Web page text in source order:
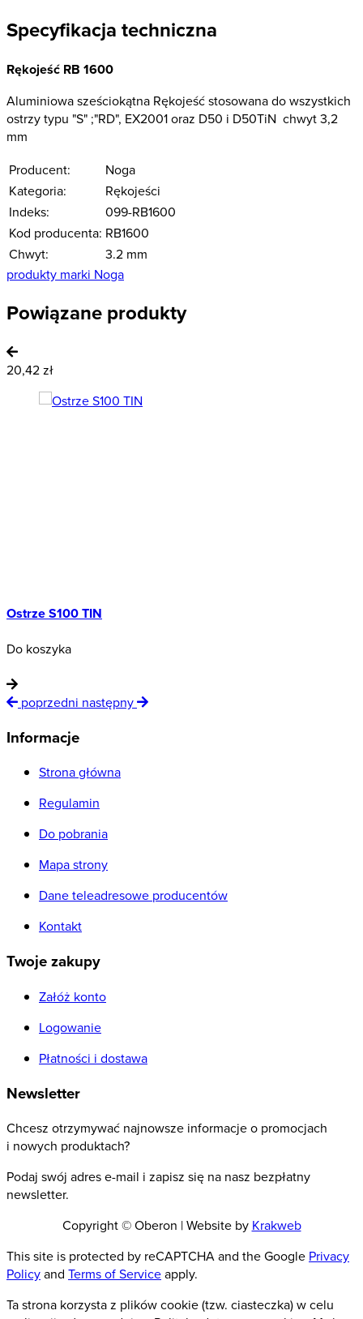
Specyfikacja techniczna
Rękojeść RB 1600
Aluminiowa sześciokątna Rękojeść stosowana do wszystkich
ostrzy typu "S" ;"RD", EX2001 oraz D50 i D50TiN chwyt 3,2
mm
Producent:
Noga
Kategoria:
Rękojeści
Indeks:
099-RB1600
Kod producenta: RB1600
Chwyt:
3.2 mm
produkty marki Noga
Powiązane produkty
20,42 zł
Ostrze S100 TIN
Do koszyka
poprzedni następny
Informacje
Strona główna
Regulamin
Do pobrania
Mapa strony
Dane teleadresowe producentów
Kontakt
Twoje zakupy
Załóż konto
Logowanie
Płatności i dostawa
Newsletter
Chcesz otrzymywać najnowsze informacje o promocjach
i nowych produktach?
Podaj swój adres e-mail i zapisz się na nasz bezpłatny
newsletter.
Copyright © Oberon | Website by Krakweb
This site is protected by reCAPTCHA and the Google Privacy
Policyand Terms of Serviceapply.
Ta strona korzysta z plików cookie (tzw. ciasteczka) w celu